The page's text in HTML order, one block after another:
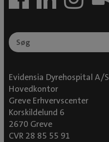
Evidensia Dyrehospital A/S
Hovedkontor
Greve Erhvervscenter
Korskildelund 6
2670 Greve
CVR 28 85 55 91